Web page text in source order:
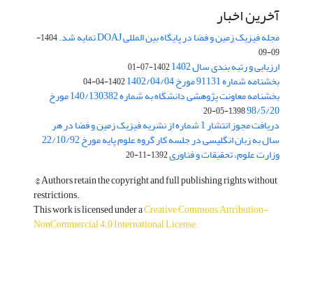
آخرین اخبار
مجله فیزیک زمین و فضا در پایگاه بین المللی DOAJ نمایه شد.
1404-
09-09
ارزیابی و رتبه بندی سال 1402 1402-07-01
بخشنامه شماره 91131 مورخ 1402/04/04 1402-04-04
بخشنامه معاونت پژوهشی دانشگاه به شماره 140/130382 مورخ
98/5/20
1398-05-20
دریافت مجوز انتشار 1 شماره از نشریه فیزیک زمین و فضا در هر
سال به زبان انگلیسی در جلسه کار گروه علوم پایه مورخ 22/10/92
وزارت علوم، تحقیقات و فناوری1392-11-20
© Authors retain the copyright and full publishing rights without
restrictions.
This work is licensed under aCreative Commons Attribution-
NonCommercial 4.0 International License.